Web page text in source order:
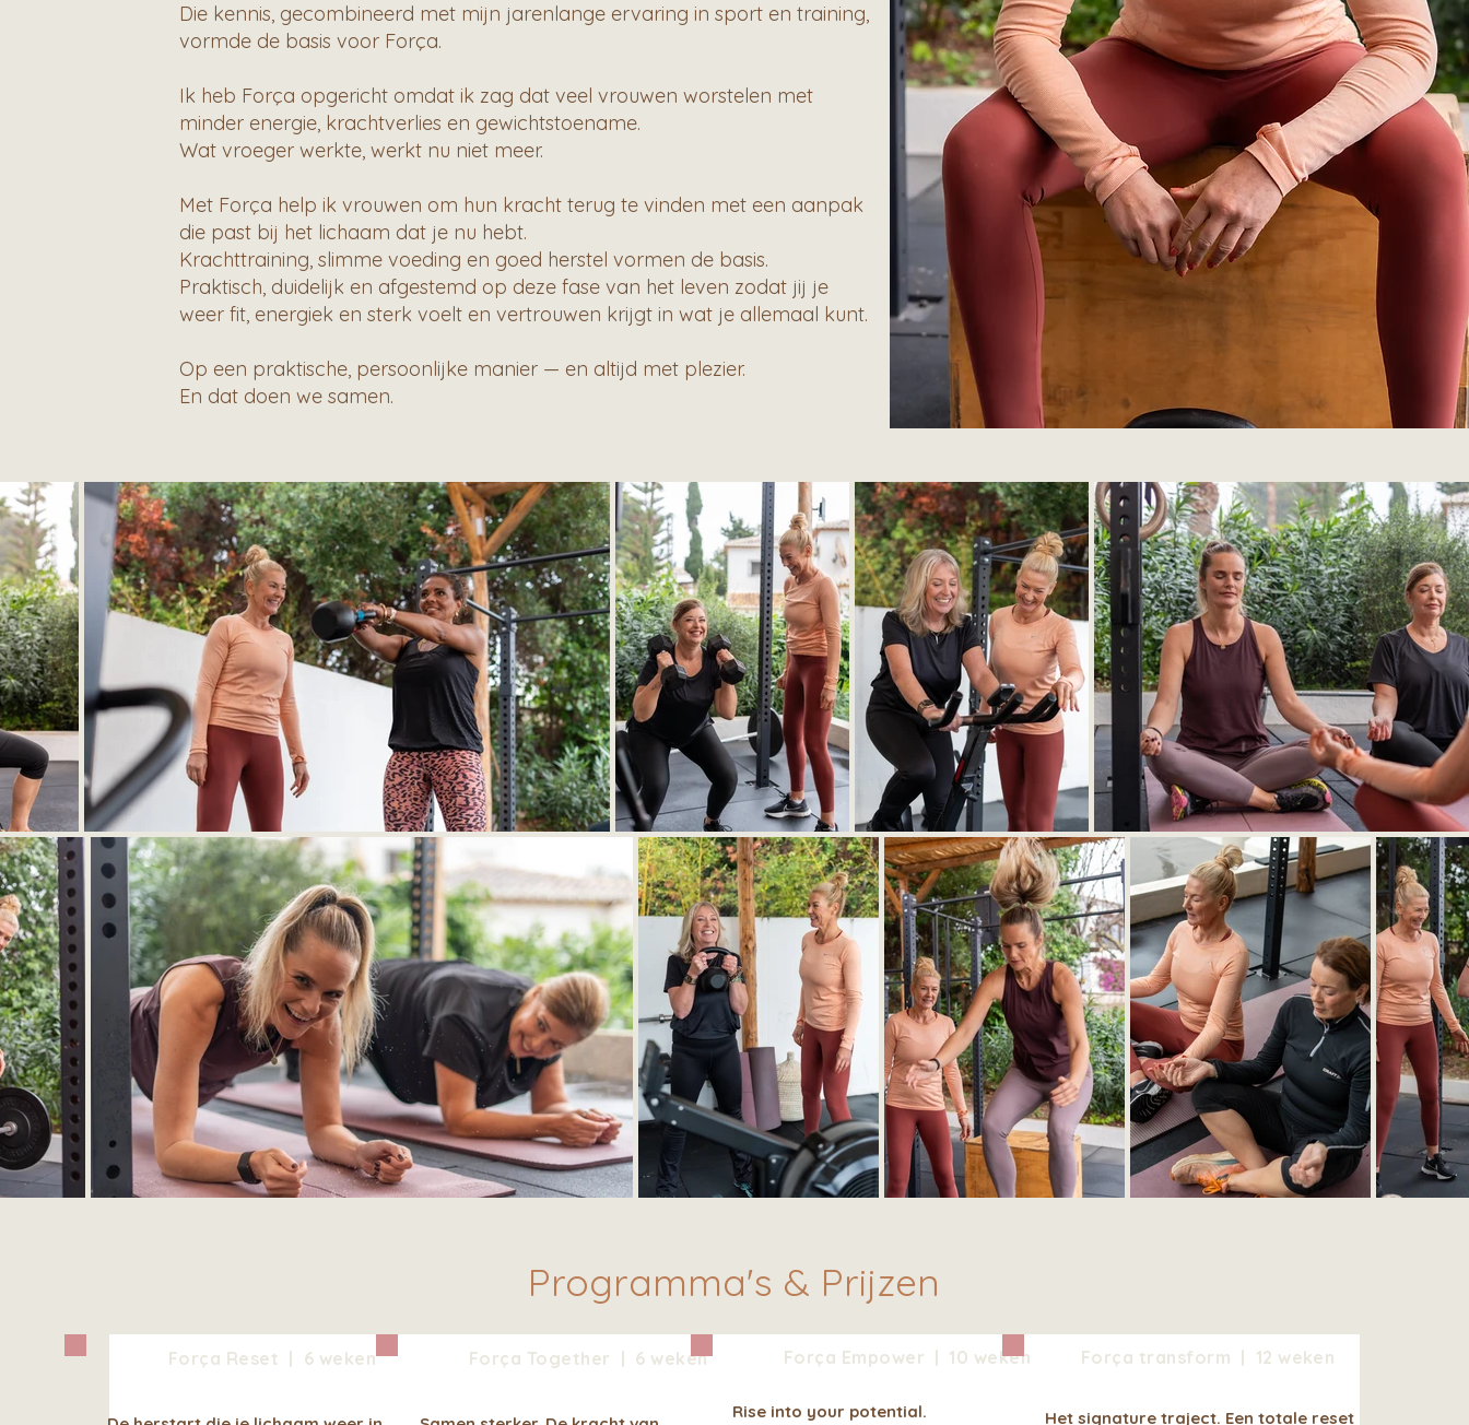
Die kennis, gecombineerd met mijn jarenlange ervaring in sport en training,
vormde de basis voor Força.
Ik heb Força opgericht omdat ik zag dat veel vrouwen worstelen met
minder energie, krachtverlies en gewichtstoename.
Wat vroeger werkte, werkt nu niet meer.
Met Força help ik vrouwen om hun kracht terug te vinden met een aanpak
die past bij het lichaam dat je nu hebt.
Krachttraining, slimme voeding en goed herstel vormen de basis.
Praktisch, duidelijk en afgestemd op deze fase van het leven zodat jij je
weer fit, energiek en sterk voelt en vertrouwen krijgt in wat je allemaal kunt.
Op een praktische, persoonlijke manier — en altijd met plezier.
En dat doen we samen.
Programma's & Prijzen
Força Reset | 6 weken Força Together | 6 weken Força Empower | 10 weken
Rise into your potential.
Força transform | 12 weken
Het signature traject. Een totale reset